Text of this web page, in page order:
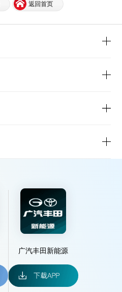
返回首页
广汽丰田新能源